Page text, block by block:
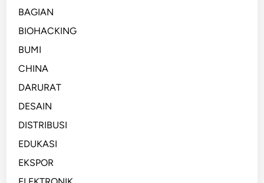
BAGIAN
BIOHACKING
BUMI
CHINA
DARURAT
DESAIN
DISTRIBUSI
EDUKASI
EKSPOR